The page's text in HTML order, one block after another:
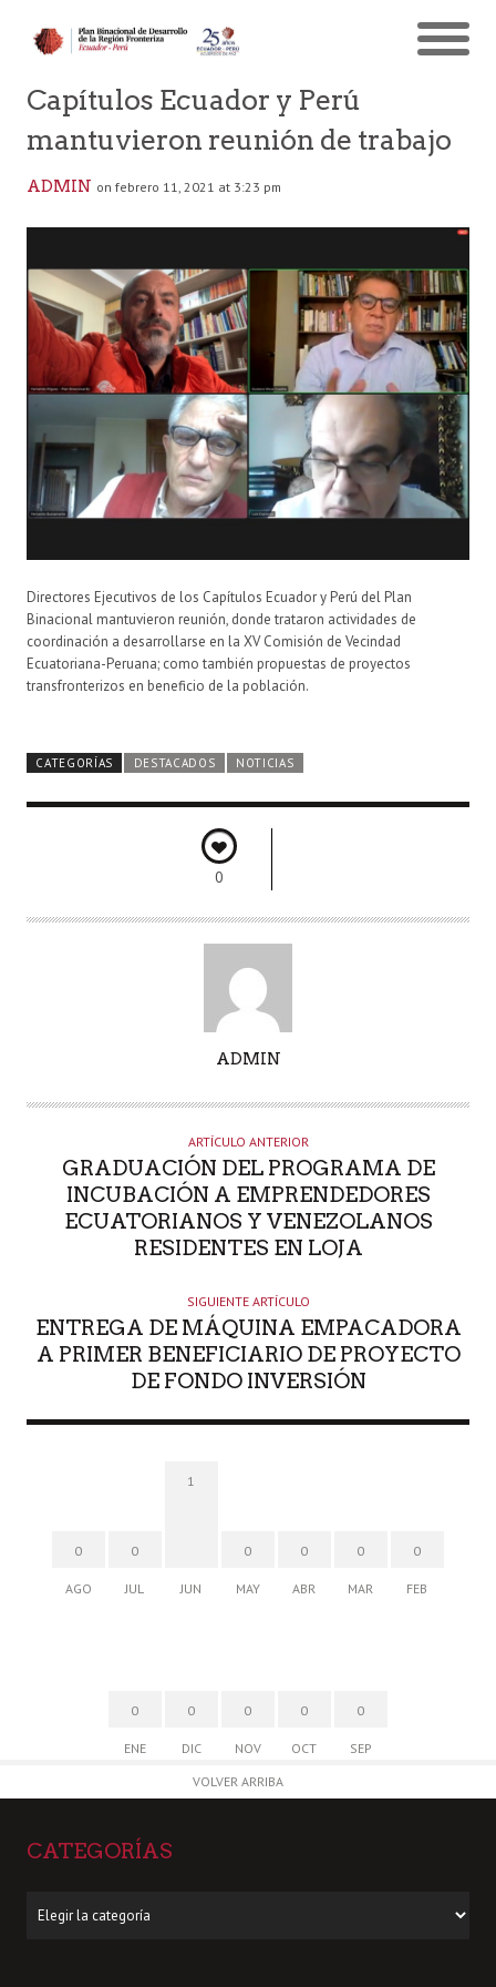
Capítulos Ecuador y Perú
mantuvieron reunión de trabajo
ADMIN on febrero 11, 2021 at 3:23 pm
Directores Ejecutivos de los Capítulos Ecuador y Perú del Plan
Binacional mantuvieron reunión, donde trataron actividades de
coordinación a desarrollarse en la XV Comisión de Vecindad
Ecuatoriana-Peruana; como también propuestas de proyectos
transfronterizos en beneficio de la población.
CATEGORÍAS DESTACADOS NOTICIAS
0
T
ADMIN
ARTÍCULO ANTERIOR
GRADUACIÓN DEL PROGRAMA DE
INCUBACIÓN A EMPRENDEDORES
ECUATORIANOS Y VENEZOLANOS
RESIDENTES EN LOJA
SIGUIENTE ARTÍCULO
ENTREGA DE MÁQUINA EMPACADORA
A PRIMER BENEFICIARIO DE PROYECTO
DE FONDO INVERSIÓN
0
AGO
0
JUL
1
JUN
0
MAY
0
ABR
0
MAR
0
FEB
0
ENE
0
DIC
0
NOV
0
OCT
0
SEP
VOLVER ARRIBA
CATEGORÍAS